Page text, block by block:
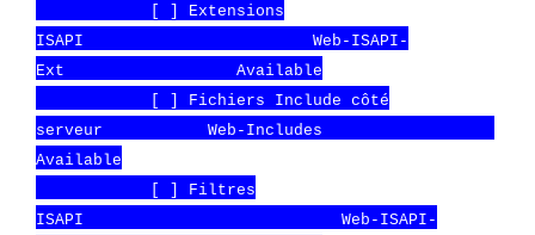
[ ] Extensions
ISAPI Web-ISAPI-
Ext Available
[ ] Fichiers Include côté
serveur Web-Includes
Available
[ ] Filtres
ISAPI Web-ISAPI-